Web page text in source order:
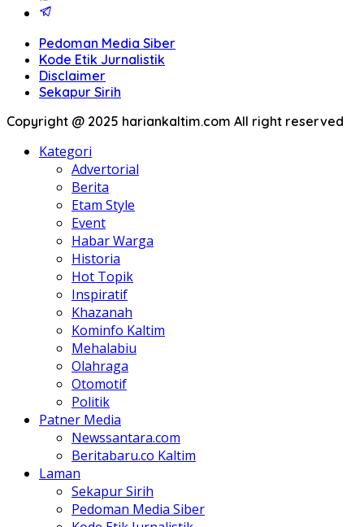
Pedoman Media Siber
Kode Etik Jurnalistik
Disclaimer
Sekapur Sirih
Copyright @ 2025 hariankaltim.com All right reserved
Kategori
Advertorial
Berita
Etam Style
Event
Habar Warga
Historia
Hot Topik
Inspiratif
Khazanah
Kominfo Kaltim
Mehalabiu
Olahraga
Otomotif
Politik
Patner Media
Newssantara.com
Beritabaru.co Kaltim
Laman
Sekapur Sirih
Pedoman Media Siber